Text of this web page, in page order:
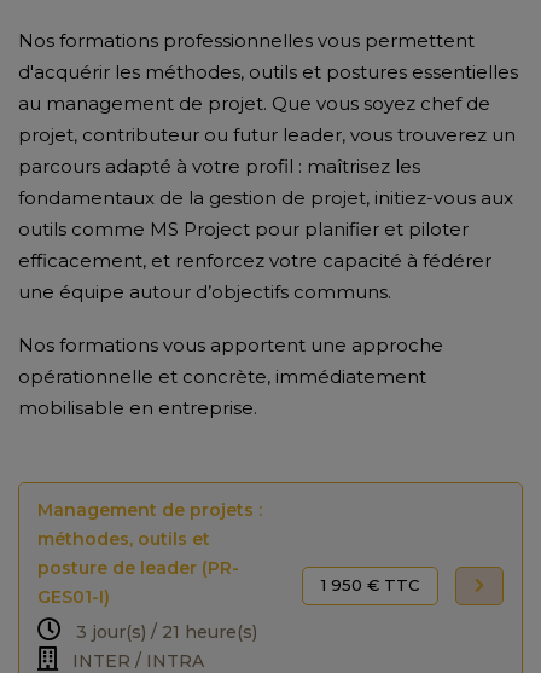
Nos formations professionnelles vous permettent
d'acquérir les méthodes, outils et postures essentielles
au management de projet. Que vous soyez chef de
projet, contributeur ou futur leader, vous trouverez un
parcours adapté à votre profil : maîtrisez les
fondamentaux de la gestion de projet, initiez-vous aux
outils comme MS Project pour planifier et piloter
efficacement, et renforcez votre capacité à fédérer
une équipe autour d’objectifs communs.
Nos formations vous apportent une approche
opérationnelle et concrète, immédiatement
mobilisable en entreprise.
Management de projets :
méthodes, outils et
posture de leader (PR-
GES01-I)
3 jour(s) / 21 heure(s)
INTER / INTRA
1 950 € TTC